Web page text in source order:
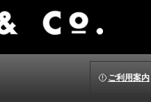
ご利用案内